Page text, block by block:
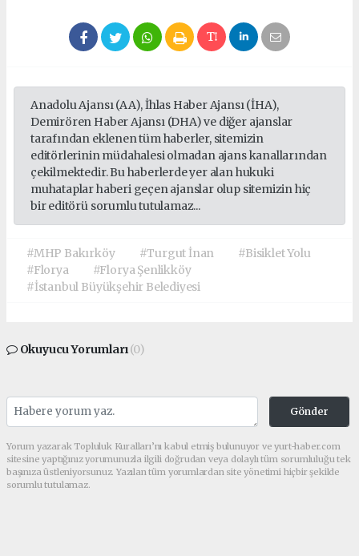
Anadolu Ajansı (AA), İhlas Haber Ajansı (İHA),
Demirören Haber Ajansı (DHA) ve diğer ajanslar
tarafından eklenen tüm haberler, sitemizin
editörlerinin müdahalesi olmadan ajans kanallarından
çekilmektedir. Bu haberlerde yer alan hukuki
muhataplar haberi geçen ajanslar olup sitemizin hiç
bir editörü sorumlu tutulamaz...
#MHP Bakırköy #Turgut İnan
#Bisiklet Yolu
#Florya
#Florya Şenlikköy
#İstanbul Büyükşehir Belediyesi
Okuyucu Yorumları(0)
Gönder
Yorum yazarak Topluluk Kuralları’nı kabul etmiş bulunuyor ve yurt-haber.com
sitesine yaptığınız yorumunuzla ilgili doğrudan veya dolaylı tüm sorumluluğu tek
başınıza üstleniyorsunuz. Yazılan tüm yorumlardan site yönetimi hiçbir şekilde
sorumlu tutulamaz.